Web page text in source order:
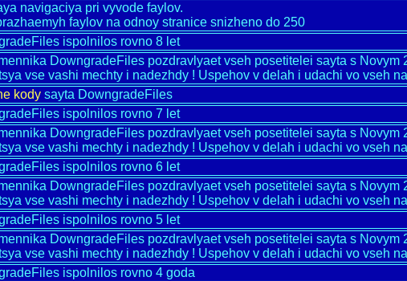
navigaciya pri vyvode faylov.
faylov na odnoy stranice snizheno do 250
ispolnilos rovno 8 let
DowngradeFiles pozdravlyaet vseh posetitelei sayta s Novym
vse vashi mechty i nadezhdy ! Uspehov v delah i udachi vo vseh
kody sayta DowngradeFiles
ispolnilos rovno 7 let
DowngradeFiles pozdravlyaet vseh posetitelei sayta s Novym
vse vashi mechty i nadezhdy ! Uspehov v delah i udachi vo vseh
ispolnilos rovno 6 let
DowngradeFiles pozdravlyaet vseh posetitelei sayta s Novym
vse vashi mechty i nadezhdy ! Uspehov v delah i udachi vo vseh
ispolnilos rovno 5 let
DowngradeFiles pozdravlyaet vseh posetitelei sayta s Novym
vse vashi mechty i nadezhdy ! Uspehov v delah i udachi vo vseh
ispolnilos rovno 4 goda